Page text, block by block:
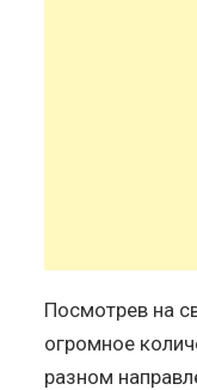
Посмотрев на
огромное
разном